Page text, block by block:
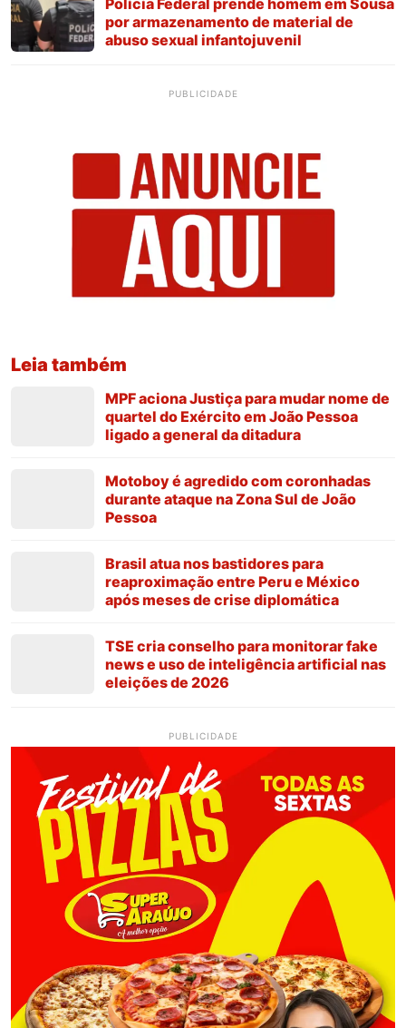
por armazenamento de material de
abuso sexual infantojuvenil
PUBLICIDADE
Leia também
MPF aciona Justiça para mudar nome de
quartel do Exército em João Pessoa
ligado a general da ditadura
Motoboy é agredido com coronhadas
durante ataque na Zona Sul de João
Pessoa
Brasil atua nos bastidores para
reaproximação entre Peru e México
após meses de crise diplomática
TSE cria conselho para monitorar fake
news e uso de inteligência artificial nas
eleições de 2026
PUBLICIDADE